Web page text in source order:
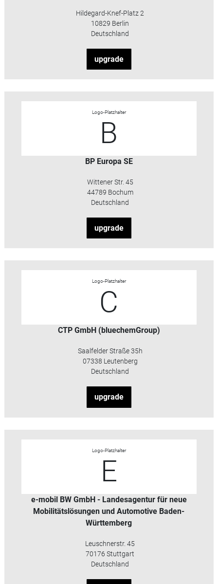
Hildegard-Knef-Platz 2
10829 Berlin
Deutschland
upgrade
Logo-Platzhalter
B
BP Europa SE
Wittener Str. 45
44789 Bochum
Deutschland
upgrade
Logo-Platzhalter
C
CTP GmbH (bluechemGroup)
Saalfelder Straße 35h
07338 Leutenberg
Deutschland
upgrade
Logo-Platzhalter
E
e-mobil BW GmbH - Landesagentur für neue
Mobilitätslösungen und Automotive Baden-
Württemberg
Leuschnerstr. 45
70176 Stuttgart
Deutschland